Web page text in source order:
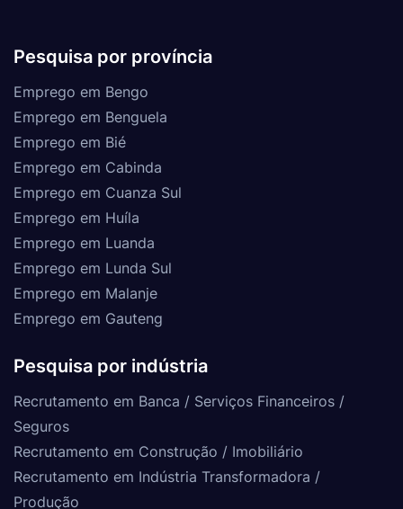
Pesquisa por província
Emprego em Bengo
Emprego em Benguela
Emprego em Bié
Emprego em Cabinda
Emprego em Cuanza Sul
Emprego em Huíla
Emprego em Luanda
Emprego em Lunda Sul
Emprego em Malanje
Emprego em Gauteng
Pesquisa por indústria
Recrutamento em Banca / Serviços Financeiros /
Seguros
Recrutamento em Construção / Imobiliário
Recrutamento em Indústria Transformadora /
Produção